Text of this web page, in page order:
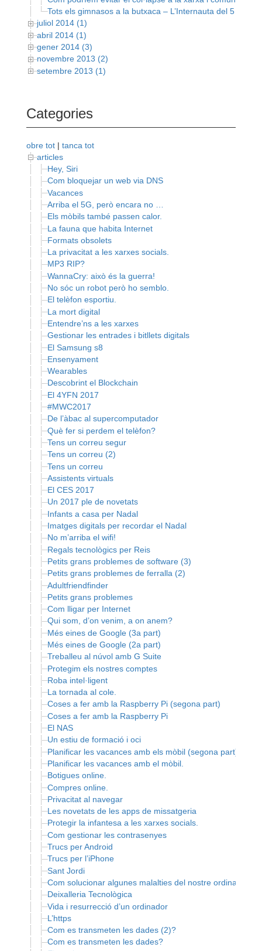
Tots els gimnasos a la butxaca – L’Internauta del 5 de
juliol 2014 (1)
abril 2014 (1)
gener 2014 (3)
novembre 2013 (2)
setembre 2013 (1)
Categories
obre tot | tanca tot
articles
Hey, Siri
Com bloquejar un web via DNS
Vacances
Arriba el 5G, però encara no …
Els mòbils també passen calor.
La fauna que habita Internet
Formats obsolets
La privacitat a les xarxes socials.
MP3 RIP?
WannaCry: això és la guerra!
No sóc un robot però ho semblo.
El telèfon esportiu.
La mort digital
Entendre’ns a les xarxes
Gestionar les entrades i bitllets digitals
El Samsung s8
Ensenyament
Wearables
Descobrint el Blockchain
El 4YFN 2017
#MWC2017
De l’àbac al supercomputador
Què fer si perdem el telèfon?
Tens un correu segur
Tens un correu (2)
Tens un correu
Assistents virtuals
El CES 2017
Un 2017 ple de novetats
Infants a casa per Nadal
Imatges digitals per recordar el Nadal
No m’arriba el wifi!
Regals tecnològics per Reis
Petits grans problemes de software (3)
Petits grans problemes de ferralla (2)
Adultfriendfinder
Petits grans problemes
Com lligar per Internet
Qui som, d’on venim, a on anem?
Més eines de Google (3a part)
Més eines de Google (2a part)
Treballeu al núvol amb G Suite
Protegim els nostres comptes
Roba intel·ligent
La tornada al cole.
Coses a fer amb la Raspberry Pi (segona part)
Coses a fer amb la Raspberry Pi
El NAS
Un estiu de formació i oci
Planificar les vacances amb els mòbil (segona part)
Planificar les vacances amb el mòbil.
Botigues online.
Compres online.
Privacitat al navegar
Les novetats de les apps de missatgeria
Protegir la infantesa a les xarxes socials.
Com gestionar les contrasenyes
Trucs per Android
Trucs per l’iPhone
Sant Jordi
Com solucionar algunes malalties del nostre ordinador ?
Deixalleria Tecnològica
Vida i resurrecció d’un ordinador
L’https
Com es transmeten les dades (2)?
Com es transmeten les dades?